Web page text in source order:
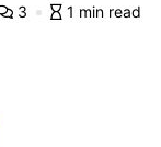
3 1 min read